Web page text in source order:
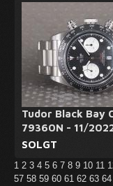
Tudor Black Bay
79360N - 11/
SOLGT
1 2 3 4 5 6 7 8 9 10 11
57 58 59 60 61 62 63 64